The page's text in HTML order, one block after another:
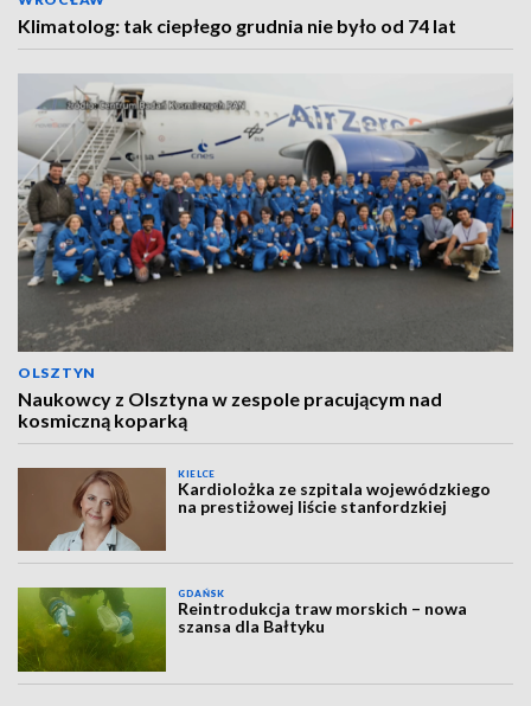
Klimatolog: tak ciepłego grudnia nie było od 74 lat
OLSZTYN
Naukowcy z Olsztyna w zespole pracującym nad
kosmiczną koparką
KIELCE
Kardiolożka ze szpitala wojewódzkiego
na prestiżowej liście stanfordzkiej
GDAŃSK
Reintrodukcja traw morskich – nowa
szansa dla Bałtyku